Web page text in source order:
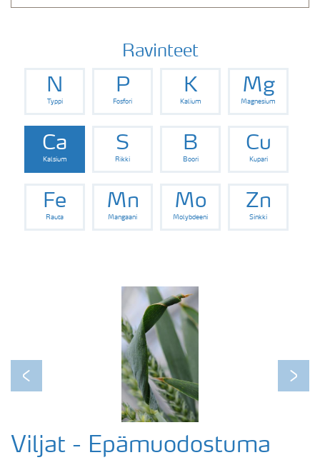
Ravinteet
N
Typpi
P
Fosfori
K
Kalium
Mg
Magnesium
Ca
Kalsium
S
Rikki
B
Boori
Cu
Kupari
Fe
Rauta
Mn
Mangaani
Mo
Molybdeeni
Zn
Sinkki
Previous Next
Viljat - Epämuodostuma